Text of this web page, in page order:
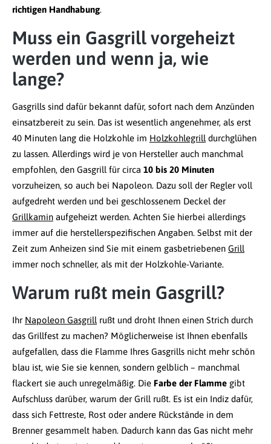
richtigen Handhabung.
Muss ein Gasgrill vorgeheizt
werden und wenn ja, wie
lange?
Gasgrills sind dafür bekannt dafür, sofort nach dem Anzünden
einsatzbereit zu sein. Das ist wesentlich angenehmer, als erst
40 Minuten lang die Holzkohle im Holzkohlegrill durchglühen
zu lassen. Allerdings wird je von Hersteller auch manchmal
empfohlen, den Gasgrill für circa 10 bis 20 Minuten
vorzuheizen, so auch bei Napoleon. Dazu soll der Regler voll
aufgedreht werden und bei geschlossenem Deckel der
Grillkamin aufgeheizt werden. Achten Sie hierbei allerdings
immer auf die herstellerspezifischen Angaben. Selbst mit der
Zeit zum Anheizen sind Sie mit einem gasbetriebenen Grill
immer noch schneller, als mit der Holzkohle-Variante.
Warum rußt mein Gasgrill?
Ihr Napoleon Gasgrill rußt und droht Ihnen einen Strich durch
das Grillfest zu machen? Möglicherweise ist Ihnen ebenfalls
aufgefallen, dass die Flamme Ihres Gasgrills nicht mehr schön
blau ist, wie Sie sie kennen, sondern gelblich – manchmal
flackert sie auch unregelmäßig. Die Farbe der Flamme gibt
Aufschluss darüber, warum der Grill rußt. Es ist ein Indiz dafür,
dass sich Fettreste, Rost oder andere Rückstände in dem
Brenner gesammelt haben. Dadurch kann das Gas nicht mehr